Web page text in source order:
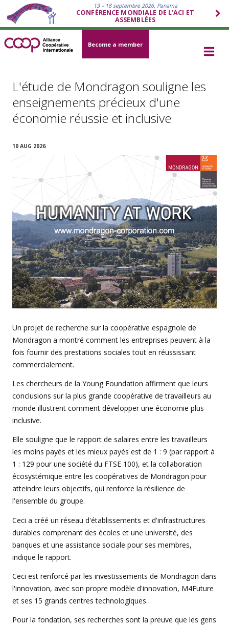
13 – 18 septembre 2026, Panama
CONFÉRENCE MONDIALE DE L’ACI ET
ASSEMBLÉES
Become a member
L'étude de Mondragon souligne les
enseignements précieux d'une
économie réussie et inclusive
10 AUG 2026
Un projet de recherche sur la coopérative espagnole de
Mondragon a montré comment les entreprises peuvent à la
fois fournir des prestations sociales tout en réussissant
commercialement.
Les chercheurs de la Young Foundation affirment que leurs
conclusions sur la plus grande coopérative de travailleurs au
monde illustrent comment développer une économie plus
inclusive.
Elle souligne que le rapport de salaires entre les travailleurs
les moins payés et les mieux payés est de 1 : 9 (par rapport à
1 : 129 pour une société du FTSE 100), et la collaboration
écosystémique entre les coopératives de Mondragon pour
atteindre leurs objectifs, qui renforce la résilience de
l'ensemble du groupe.
Ceci a créé un réseau d'établissements et d'infrastructures
durables comprenant des écoles et une université, des
banques et une assistance sociale pour ses membres,
indique le rapport.
Ceci est renforcé par les investissements de Mondragon dans
l'innovation, avec son propre modèle d'innovation, M4Future
et ses 15 grands centres technologiques.
Pour la fondation, ses recherches sont la preuve que les gens